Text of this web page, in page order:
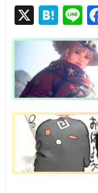
X H
at
e
n
a
Li
n
e